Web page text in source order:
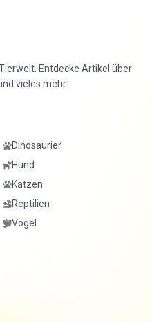
Entdecke Artikel über
vieles mehr.
Dinosaurier
Hund
Katzen
Reptilien
Vogel